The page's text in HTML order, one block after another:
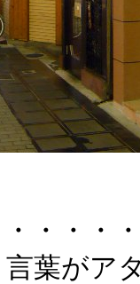
・・・
言葉がア